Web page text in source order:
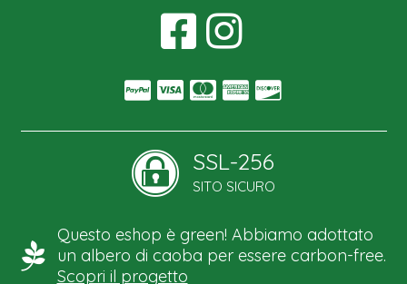
SSL-256
SITO SICURO
Questo eshop è green! Abbiamo adottato
un albero di caoba per essere carbon-free.
Scopri il progetto